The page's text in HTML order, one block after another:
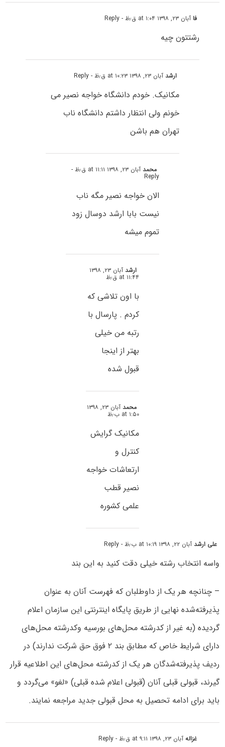
فاآبان ۲۳, ۱۳۹۸ at ۱:۰۴ ق٫ظ - Reply
رشتتون چیه
ارشدآبان ۲۳, ۱۳۹۸ at ۱۰:۲۳ ق٫ظ - Reply
مکانیک. خودم دانشگاه خواجه نصیر می
خونم ولی انتظار داشتم دانشگاه ناب
تهران هم باشن
محمدآبان ۲۳, ۱۳۹۸ at ۱۱:۱۱ ق٫ظ -
Reply
الان خواجه نصیر مگه ناب
نیست بابا ارشد دوسال زود
تموم میشه
ارشد آبان ۲۳, ۱۳۹۸
at ۱۱:۴۴ ق٫ظ
با اون تلاشی که
کردم . پارسال با
رتبه من خیلی
بهتر از اینجا
قبول شده
محمد آبان ۲۳, ۱۳۹۸
at ۱:۵۰ ب٫ظ
مکانیک گرایش
کنترل و
ارتعاشات خواجه
نصیر قطب
علمی کشوره
علی ارشدآبان ۲۲, ۱۳۹۸ at ۱۰:۱۹ ب٫ظ - Reply
واسه انتخاب رشته خیلی دقت کنید به این بند
– چنانچه‌ هر یک ‌از داوطلبان که ‌فهرست‌ آنان‌ به‌ عنوان‌
پذیرفته‌‌شده‌ نهایی‌ از طریق پایگاه اینترنتی این سازمان اعلام
‌گردیده‌ (به‌ غیر از کدرشته محل‌های‌ بورسیه‌ وکدرشته‌ محل‌های‌
دارای‌ شرایط خاص‌ که‌ مطابق‌ بند ۲ فوق‌ حق‌ شرکت‌ ندارند) در
ردیف‌ پذیرفته‌شدگان‌ هر یک ‌از کدرشته‌ محل‌های این اطلاعیه قرار
گیرند، قبولی‌ قبلی ‌آنان‌ (قبولی‌ اعلام‌ شده‌ قبلی) «لغو»‌ می‌گردد و
باید برای‌ ادامه ‌تحصیل‌ به‌ محل‌ قبولی‌ جدید مراجعه‌ نمایند.
غزالهآبان ۲۳, ۱۳۹۸ at ۹:۱۱ ق٫ظ - Reply